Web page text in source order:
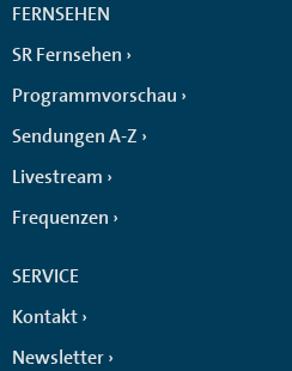
FERNSEHEN
SR Fernsehen
Programmvorschau
Sendungen A-Z
Livestream
Frequenzen
SERVICE
Kontakt
Newsletter